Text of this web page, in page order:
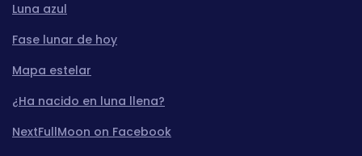
Luna azul
Fase lunar de hoy
Mapa estelar
¿Ha nacido en luna llena?
NextFullMoon on Facebook